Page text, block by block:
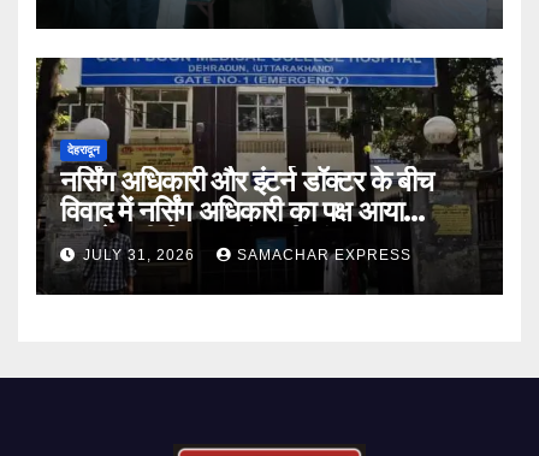
देहरादून
नर्सिंग अधिकारी और इंटर्न डॉक्टर के बीच
विवाद में नर्सिंग अधिकारी का पक्ष आया
सामने,करी निष्पक्ष जांच की मांग
JULY 31, 2026 SAMACHAR EXPRESS